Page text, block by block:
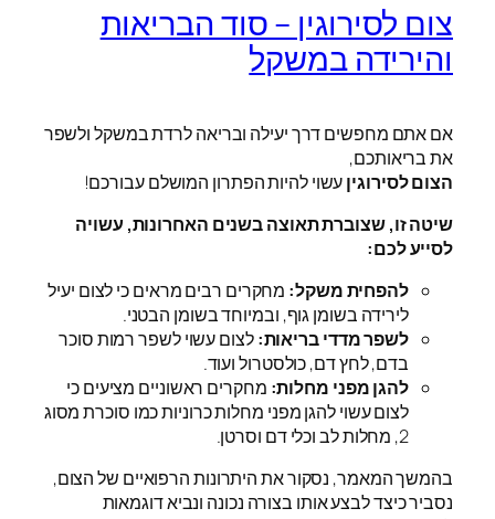
צום לסירוגין – סוד הבריאות
והירידה במשקל
אם אתם מחפשים דרך יעילה ובריאה לרדת במשקל ולשפר
את בריאותכם,
הצום לסירוגיןעשוי להיות הפתרון המושלם עבורכם!
שיטה זו, שצוברת תאוצה בשנים האחרונות, עשויה
לסייע לכם:
להפחית משקל: מחקרים רבים מראים כי לצום יעיל
לירידה בשומן גוף, ובמיוחד בשומן הבטני.
לשפר מדדי בריאות:לצום עשוי לשפר רמות סוכר
בדם, לחץ דם, כולסטרול ועוד.
להגן מפני מחלות: מחקרים ראשוניים מציעים כי
לצום עשוי להגן מפני מחלות כרוניות כמו סוכרת מסוג
2, מחלות לב וכלי דם וסרטן.
בהמשך המאמר, נסקור את היתרונות הרפואיים של הצום,
נסביר כיצד לבצע אותו בצורה נכונה ונביא דוגמאות